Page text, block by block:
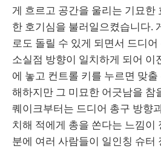
게 흐르고 공간을 울리는 기묘한
한 호기심을 불러일으켰습니다.
로도 돌릴 수 있게 되면서 드디
소실점 방향이 일치하게 되어 이
에 놓고 컨트롤 키를 누르면 맞
해하지만 그 미묘한 어긋남을 참
퀘이크부터는 드디어 총구 방향
치해 적에게 총을 쏜다는 느낌이
분에 여러 사람들이 일인칭 슈터